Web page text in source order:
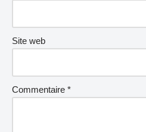
Site web
Commentaire *